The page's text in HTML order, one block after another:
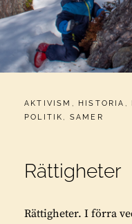
CATEGORIES:
AKTIVISM , HISTORIA ,
POLITIK , SAMER
Rättigheter
Rättigheter. I förra